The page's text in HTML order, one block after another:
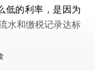
低的利率，是因为
水和缴税记录达标